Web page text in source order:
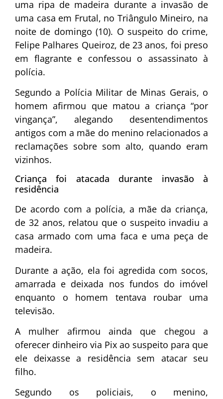
uma ripa de madeira durante a invasão de
uma casa em Frutal, no Triângulo Mineiro, na
noite de domingo (10). O suspeito do crime,
Felipe Palhares Queiroz, de 23 anos, foi preso
em flagrante e confessou o assassinato à
polícia.
Segundo a Polícia Militar de Minas Gerais, o
homem afirmou que matou a criança “por
vingança”, alegando desentendimentos
antigos com a mãe do menino relacionados a
reclamações sobre som alto, quando eram
vizinhos.
Criança foi atacada durante invasão à
residência
De acordo com a polícia, a mãe da criança,
de 32 anos, relatou que o suspeito invadiu a
casa armado com uma faca e uma peça de
madeira.
Durante a ação, ela foi agredida com socos,
amarrada e deixada nos fundos do imóvel
enquanto o homem tentava roubar uma
televisão.
A mulher afirmou ainda que chegou a
oferecer dinheiro via Pix ao suspeito para que
ele deixasse a residência sem atacar seu
filho.
Segundo os policiais, o menino,